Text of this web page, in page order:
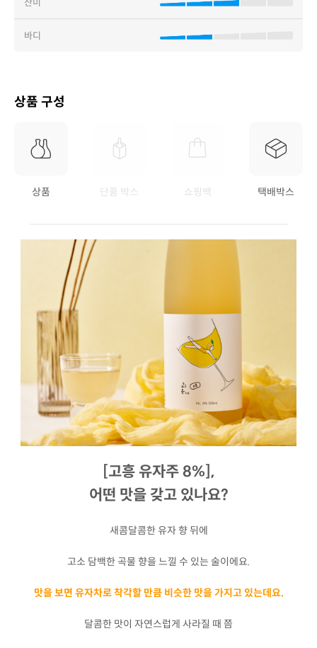
바디
상품 구성
상품 단품 박스 쇼핑백 택배박스
[고흥 유자주 8%],
어떤 맛을 갖고 있나요?
새콤달콤한 유자 향 뒤에
고소 담백한 곡물 향을 느낄 수 있는 술이에요.
맛을 보면 유자차로 착각할 만큼 비슷한 맛을 가지고 있는데요.
달콤한 맛이 자연스럽게 사라질 때 쯤